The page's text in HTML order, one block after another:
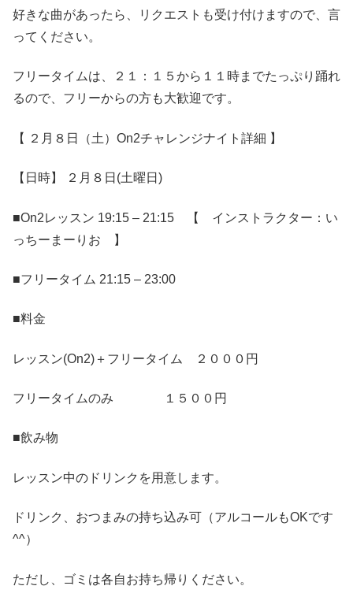
好きな曲があったら、リクエストも受け付けますので、言
ってください。
フリータイムは、２１：１５から１１時までたっぷり踊れ
るので、フリーからの方も大歓迎です。
【 ２月８日（土）On2チャレンジナイト詳細 】
【日時】 ２月８日(土曜日)
■On2レッスン 19:15 – 21:15 【 インストラクター：い
っちーまーりお 】
■フリータイム 21:15 – 23:00
■料金
レッスン(On2)＋フリータイム ２０００円
フリータイムのみ １５００円
■飲み物
レッスン中のドリンクを用意します。
ドリンク、おつまみの持ち込み可（アルコールもOKです
^^）
ただし、ゴミは各自お持ち帰りください。